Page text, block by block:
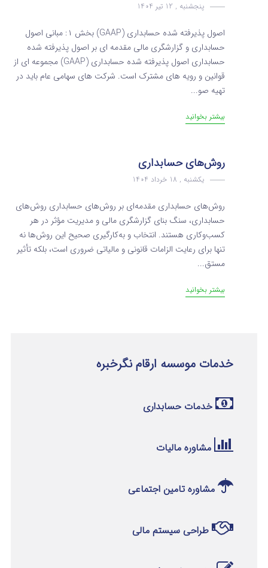
پنجشنبه , 12 تیر 1404
اصول پذیرفته‌ شده حسابداری (GAAP) بخش ۱: مبانی اصول
حسابداری و گزارشگری مالی مقدمه‌ ای بر اصول پذیرفته‌ شده
حسابداری اصول پذیرفته‌ شده حسابداری (GAAP) مجموعه‌ ای از
قوانین و رویه‌ های مشترک است. شرکت‌ های سهامی عام باید در
تهیه صو...
بیشتر بخوانید
روش‌های حسابداری
یکشنبه , 18 خرداد 1404
روش‌های حسابداری مقدمه‌ای بر روش‌های حسابداری روش‌های
حسابداری، سنگ بنای گزارشگری مالی و مدیریت مؤثر در هر
کسب‌وکاری هستند. انتخاب و به‌کارگیری صحیح این روش‌ها نه
تنها برای رعایت الزامات قانونی و مالیاتی ضروری است، بلکه تأثیر
مستق...
بیشتر بخوانید
خدمات موسسه ارقام نگرخبره
خدمات حسابداری
مشاوره مالیات
مشاوره تامین اجتماعی
طراحی سیستم مالی